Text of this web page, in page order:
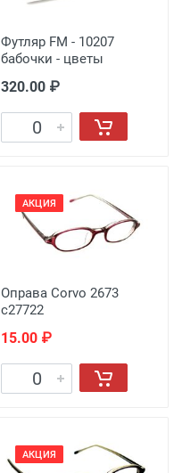
Футляр FM - 10207
бабочки - цветы
320.00 ₽
АКЦИЯ
Оправа Corvo 2673
c27722
15.00 ₽
АКЦИЯ